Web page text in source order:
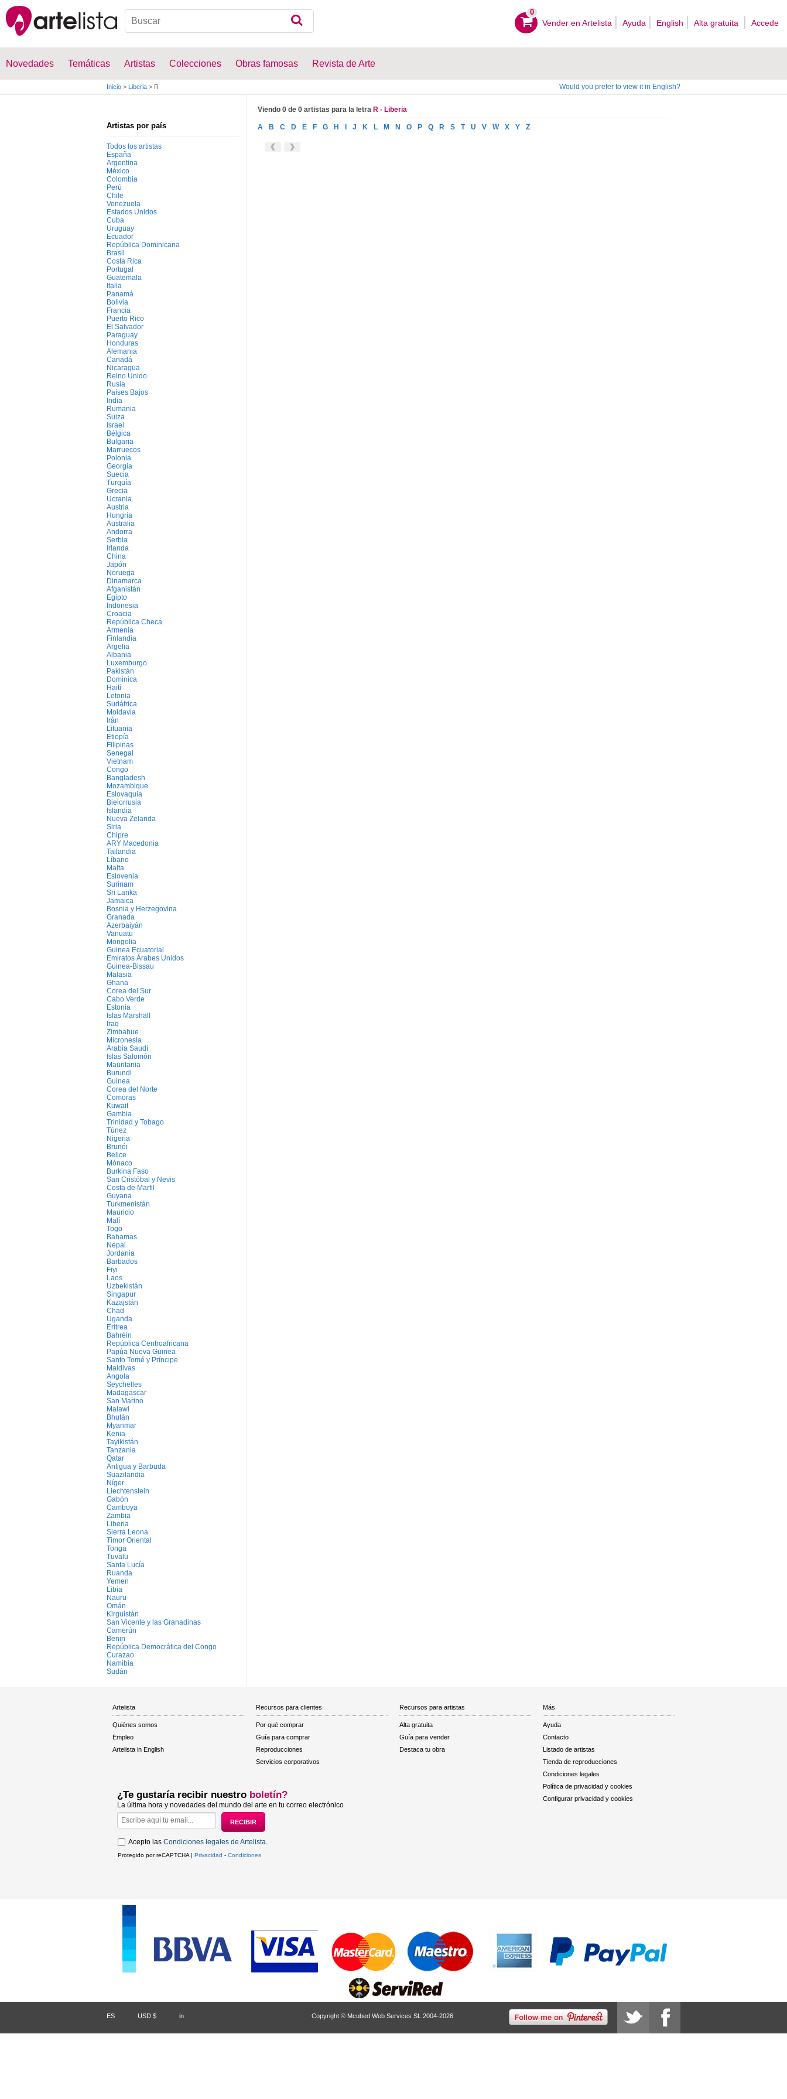
0
Vender en Artelista Ayuda English Alta gratuita Accede
Novedades Temáticas Artistas Colecciones Obras famosas Revista de Arte
Inicio > Liberia > R Would you prefer to view it in English?
Artistas por país
Todos los artistas
España
Argentina
México
Colombia
Perú
Chile
Venezuela
Estados Unidos
Cuba
Uruguay
Ecuador
República Dominicana
Brasil
Costa Rica
Portugal
Guatemala
Italia
Panamá
Bolivia
Francia
Puerto Rico
El Salvador
Paraguay
Honduras
Alemania
Canadá
Nicaragua
Reino Unido
Rusia
Países Bajos
India
Rumania
Suiza
Israel
Bélgica
Bulgaria
Marruecos
Polonia
Georgia
Suecia
Turquía
Grecia
Ucrania
Austria
Hungría
Australia
Andorra
Serbia
Irlanda
China
Japón
Noruega
Dinamarca
Afganistán
Egipto
Indonesia
Croacia
República Checa
Armenia
Finlandia
Argelia
Albania
Luxemburgo
Pakistán
Dominica
Haití
Letonia
Sudáfrica
Moldavia
Irán
Lituania
Etiopía
Filipinas
Senegal
Vietnam
Congo
Bangladesh
Mozambique
Eslovaquia
Bielorrusia
Islandia
Nueva Zelanda
Siria
Chipre
ARY Macedonia
Tailandia
Líbano
Malta
Eslovenia
Surinam
Sri Lanka
Jamaica
Bosnia y Herzegovina
Granada
Azerbaiyán
Vanuatu
Mongolia
Guinea Ecuatorial
Emiratos Árabes Unidos
Guinea-Bissau
Malasia
Ghana
Corea del Sur
Cabo Verde
Estonia
Islas Marshall
Iraq
Zimbabue
Micronesia
Arabia Saudí
Islas Salomón
Mauritania
Burundi
Guinea
Corea del Norte
Comoras
Kuwait
Gambia
Trinidad y Tobago
Túnez
Nigeria
Brunéi
Belice
Mónaco
Burkina Faso
San Cristóbal y Nevis
Costa de Marfil
Guyana
Turkmenistán
Mauricio
Malí
Togo
Bahamas
Nepal
Jordania
Barbados
Fiyi
Laos
Uzbekistán
Singapur
Kazajstán
Chad
Uganda
Eritrea
Bahréin
República Centroafricana
Papúa Nueva Guinea
Santo Tomé y Príncipe
Maldivas
Angola
Seychelles
Madagascar
San Marino
Malawi
Bhután
Myanmar
Kenia
Tayikistán
Tanzania
Qatar
Antigua y Barbuda
Suazilandia
Níger
Liechtenstein
Gabón
Camboya
Zambia
Liberia
Sierra Leona
Timor Oriental
Tonga
Tuvalu
Santa Lucía
Ruanda
Yemen
Libia
Nauru
Omán
Kirguistán
San Vicente y las Granadinas
Camerún
Benin
República Democrática del Congo
Curazao
Namibia
Sudán
Viendo 0 de 0 artistas para la letra R - Liberia
A B C D E F G H J K L M N O P Q R S T U V W X Y Z
Artelista
Quiénes somos
Empleo
Artelista in English
Recursos para clientes
Por qué comprar
Guía para comprar
Reproducciones
Servicios corporativos
Recursos para artistas
Alta gratuita
Guía para vender
Destaca tu obra
Más
Ayuda
Contacto
Listado de artistas
Tienda de reproducciones
Condiciones legales
Política de privacidad y cookies
Configurar privacidad y cookies
¿Te gustaría recibir nuestro boletín?
La última hora y novedades del mundo del arte en tu correo electrónico
Acepto las Condiciones legales de Artelista.
Protegido por reCAPTCHA | Privacidad - Condiciones
ES USD $ in Copyright © Mcubed Web Services SL 2004-2026